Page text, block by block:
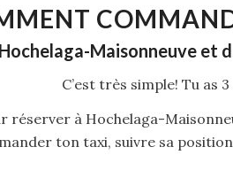
Maisonneuve et
C’est très simple! Tu as
réserver à Hochelaga-
ton taxi, suivre sa